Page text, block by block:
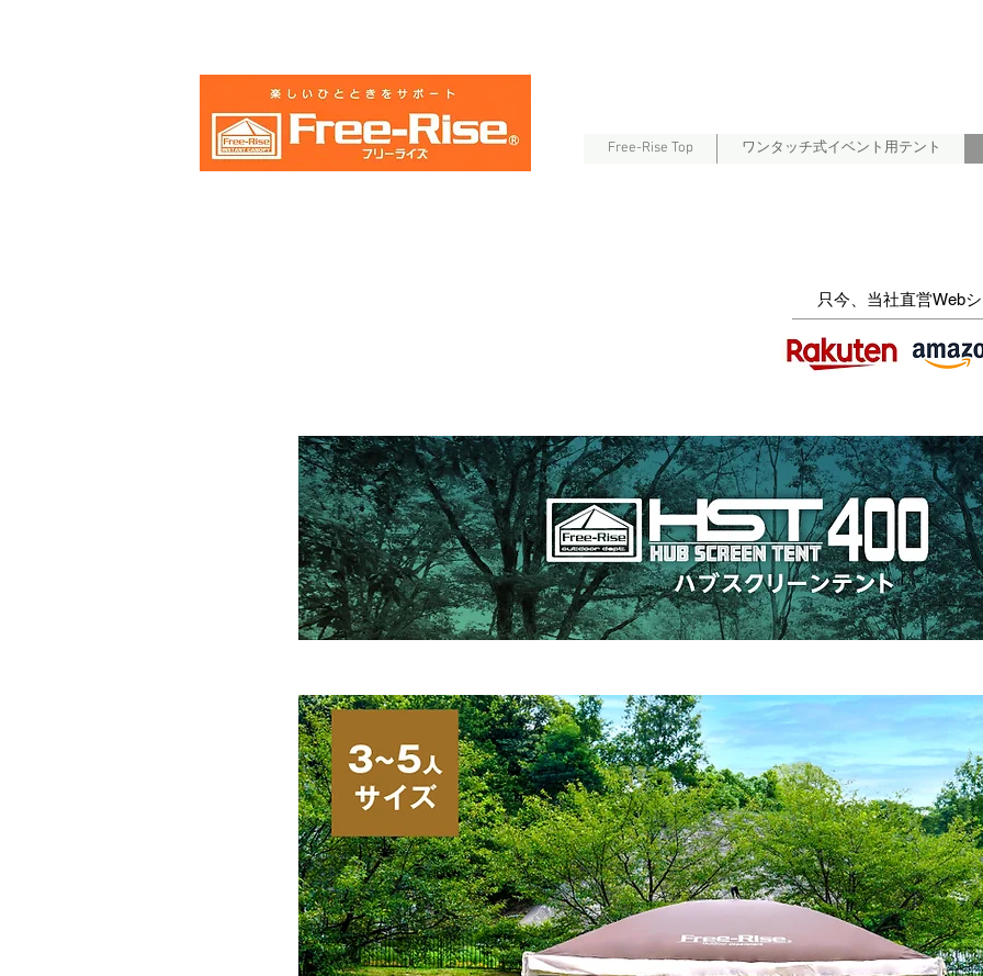
Free-Rise Top ワンタッチ式イベント用テント
只今、当社直営Web